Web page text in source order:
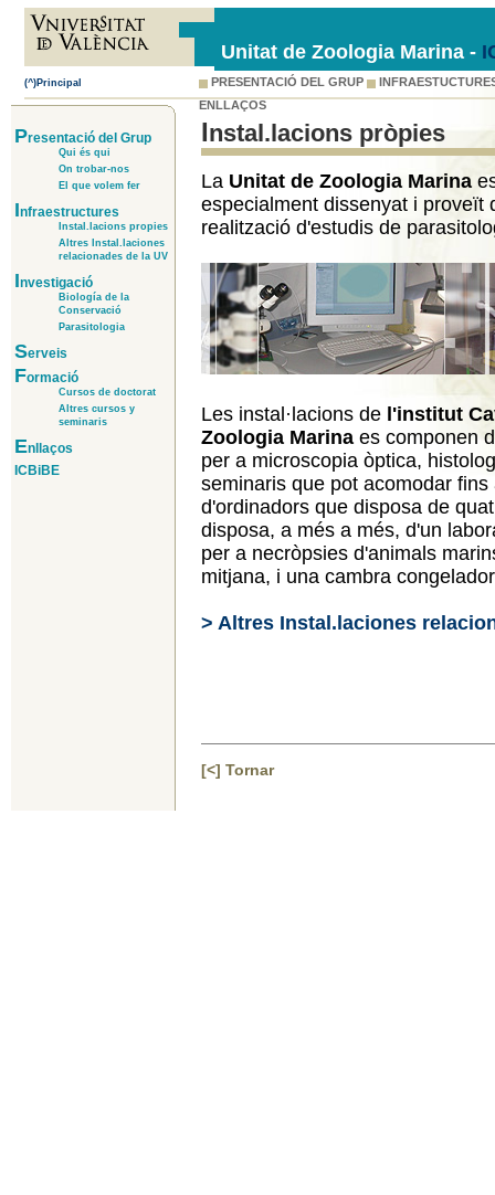
Unitat de Zoologia Marina -
(^)Principal PRESENTACIÓ DEL GRUP
ENLLAÇOS
Presentació del Grup
Qui és qui
On trobar-nos
El que volem fer
Infraestructures
Instal.lacions propies
Altres Instal.laciones
relacionades de la UV
Investigació
Biología de la
Conservació
Parasitologia
Serveis
Formació
Cursos de doctorat
Altres cursos y
seminaris
Enllaços
ICBiBE
Instal.lacions pròpies
La Unitat de Zoologia Marina
especialment dissenyat i proveït
realització d'estudis de
Les instal·lacions de l'institut
Zoologia Marinaes componen
per a microscopia òptica,
seminaris que pot acomodar
d'ordinadors que disposa de
disposa, a més a més, d'un
per a necròpsies d'animals
mitjana, i una cambra
> Altres Instal.laciones
[<] Tornar